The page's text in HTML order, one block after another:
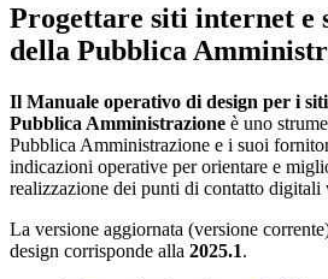
Progettare siti internet e
della Pubblica
Il Manuale operativo di design per i
Pubblica Amministrazione è uno
Pubblica Amministrazione e i suoi
indicazioni operative per orientare e
realizzazione dei punti di contatto digitali
La versione aggiornata (versione
design corrisponde alla 2025.1.